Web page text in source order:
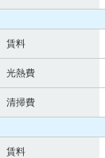
賃料
光熱費
清掃費
賃料